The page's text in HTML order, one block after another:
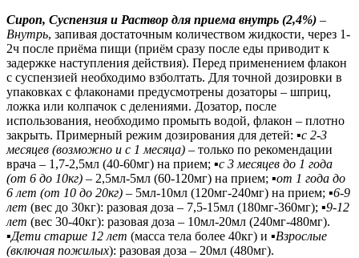
Сироп, Суспензия и Раствор для приема внутрь (2,4%) –
Внутрь, запивая достаточным количеством жидкости, через 1-
2ч после приёма пищи (приём сразу после еды приводит к
задержке наступления действия). Перед применением флакон
с суспензией необходимо взболтать. Для точной дозировки в
упаковках с флаконами предусмотрены дозаторы – шприц,
ложка или колпачок с делениями. Дозатор, после
использования, необходимо промыть водой, флакон – плотно
закрыть. Примерный режим дозирования для детей: ▪с 2-3
месяцев (возможно и с 1 месяца) – только по рекомендации
врача – 1,7-2,5мл (40-60мг) на прием; ▪с 3 месяцев до 1 года
(от 6 до 10кг) – 2,5мл-5мл (60-120мг) на прием; ▪от 1 года до
6 лет (от 10 до 20кг) – 5мл-10мл (120мг-240мг) на прием; ▪6-9
лет (вес до 30кг): разовая доза – 7,5-15мл (180мг-360мг); ▪9-12
лет (вес 30-40кг): разовая доза – 10мл-20мл (240мг-480мг).
▪Дети старше 12 лет (масса тела более 40кг) и ▪Взрослые
(включая пожилых): разовая доза – 20мл (480мг).